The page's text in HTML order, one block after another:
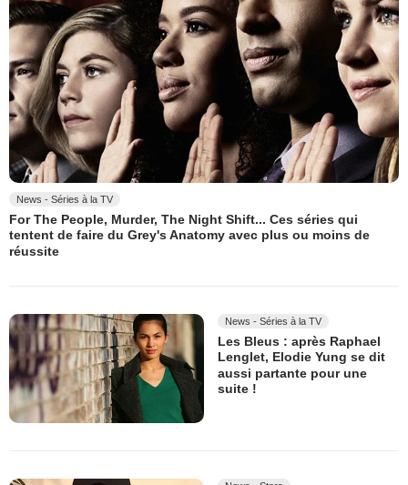
News - Séries à la TV
For The People, Murder, The Night Shift... Ces séries qui
tentent de faire du Grey's Anatomy avec plus ou moins de
réussite
News - Séries à la TV
Les Bleus : après Raphael
Lenglet, Elodie Yung se dit
aussi partante pour une
suite !